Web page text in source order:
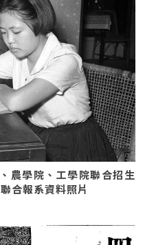
農學院、工學院聯合招生
合報系資料照片